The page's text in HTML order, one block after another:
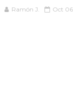
Ramón J. Oct